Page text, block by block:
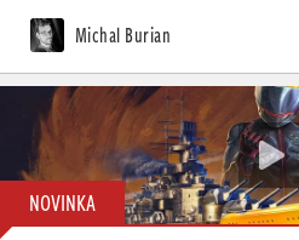
Michal Burian
NOVINKA